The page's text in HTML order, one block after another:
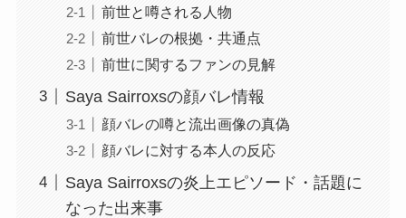
前世と噂される人物
前世バレの根拠・共通点
前世に関するファンの見解
Saya Sairroxsの顔バレ情報
顔バレの噂と流出画像の真偽
顔バレに対する本人の反応
Saya Sairroxsの炎上エピソード・話題に
なった出来事